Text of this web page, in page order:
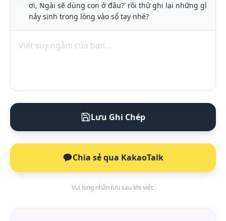
ơi, Ngài sẽ dùng con ở đâu?' rồi thử ghi lại những gì
nảy sinh trong lòng vào sổ tay nhé?
Lưu Ghi Chép
Chia sẻ qua KakaoTalk
Vui lòng nhấn lưu sau khi viết.